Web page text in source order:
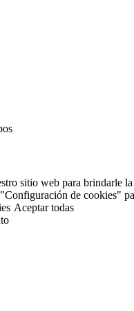
sitio web para brindarle
de cookies"
Aceptar todas